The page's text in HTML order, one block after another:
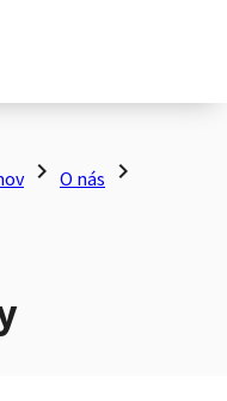
chevron_right O nás chevron_right